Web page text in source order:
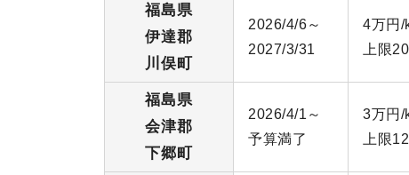
福島県
伊達郡
川俣町
2026/4/6～
2027/3/31
4万円/
上限
福島県
会津郡
下郷町
2026/4/1～
予算満了
3万円/
上限